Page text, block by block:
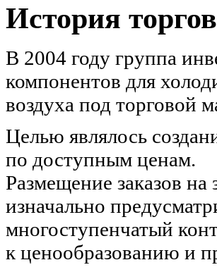
История
В 2004 году группа
компонентов для
воздуха под торговой
Целью являлось
по доступным ценам.
Размещение заказов
изначально
многоступенчатый
к ценообразованию и